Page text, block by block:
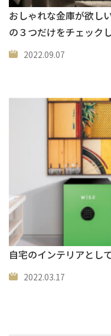
おしゃれな金庫が欲し
の３つだけをチェック
2022.09.07
自宅のインテリアとし
2022.03.17